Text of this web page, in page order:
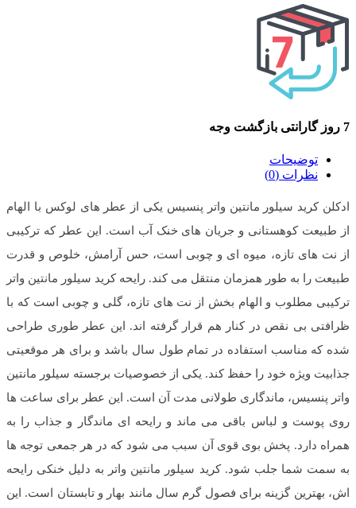
7 روز گارانتی بازگشت وجه
توضیحات
نظرات (0)
ادکلن کرید سیلور مانتین واتر پنسیس یکی از عطر های لوکس با الهام
از طبیعت کوهستانی و جریان‌ های خنک آب است. این عطر که ترکیبی
از نت‌ های تازه، میوه‌ ای و چوبی است، حس آرامش، خلوص و قدرت
طبیعت را به‌ طور همزمان منتقل می‌ کند. رایحه کرید سیلور مانتین واتر
ترکیبی مطلوب و الهام‌ بخش از نت‌ های تازه، گلی و چوبی است که با
ظرافتی بی نقص در کنار هم قرار گرفته‌ اند. این عطر طوری طراحی
شده که مناسب استفاده در تمام طول سال باشد و برای هر موقعیتی
جذابیت ویژه خود را حفظ کند. یکی از خصوصیات برجسته سیلور مانتین
واتر پنسیس، ماندگاری طولانی مدت آن است. این عطر برای ساعت‌ ها
روی پوست و لباس باقی می‌ ماند و رایحه‌ ای ماندگار و جذاب را به
همراه دارد. پخش بوی قوی آن سبب می‌ شود که در هر جمعی توجه‌ ها
به سمت شما جلب شود. کرید سیلور مانتین واتر به دلیل خنکی رایحه‌
اش، بهترین گزینه برای فصول گرم سال مانند بهار و تابستان است. این